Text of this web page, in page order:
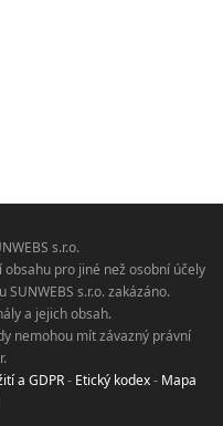
s.r.o.
pro jiné než osobní účely
s.r.o. zakázáno.
a jejich obsah.
nemohou mít závazný právní
a GDPR- Etický kodex- Mapa